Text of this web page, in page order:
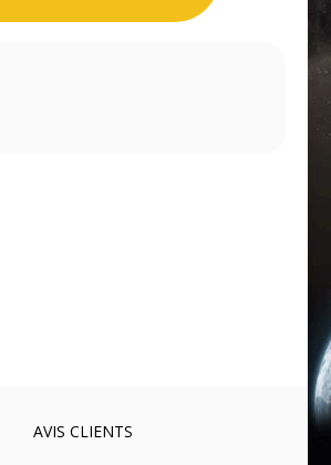
AVIS CLIENTS